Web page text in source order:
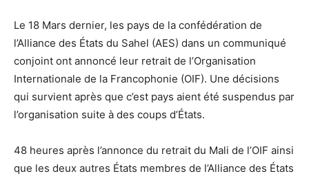
Le 18 Mars dernier, les pays de la confédération de
l’Alliance des États du Sahel (AES) dans un communiqué
conjoint ont annoncé leur retrait de l’Organisation
Internationale de la Francophonie (OIF). Une décisions
qui survient après que c’est pays aient été suspendus par
l’organisation suite à des coups d’États.
48 heures après l’annonce du retrait du Mali de l’OIF ainsi
que les deux autres États membres de l’Alliance des États